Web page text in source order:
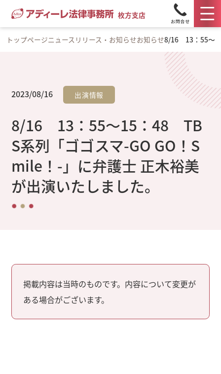
枚方支店
トップページニュースリリース・お知らせお知らせ8/16 13：55～15
2023/08/16 出演情報
8/16 13：55～15：48 TB
S系列「ゴゴスマ-GO GO！S
mile！-」に弁護士 正木裕美
が出演いたしました。
掲載内容は当時のものです。内容について変更が
ある場合がございます。